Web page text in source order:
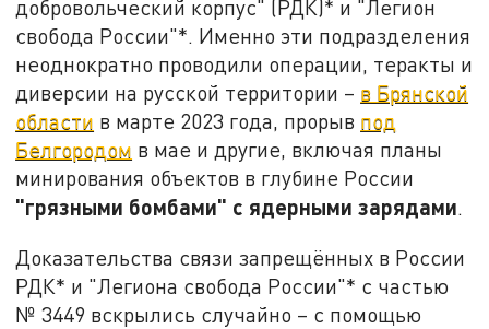
добровольческий корпус" (РДК)* и "Легион
свобода России"*. Именно эти подразделения
неоднократно проводили операции, теракты и
диверсии на русской территории – в Брянской
области в марте 2023 года, прорыв под
Белгородом в мае и другие, включая планы
минирования объектов в глубине России
"грязными бомбами" с ядерными зарядами.
Доказательства связи запрещённых в России
РДК* и "Легиона свобода России"* с частью
№ 3449 вскрылись случайно – с помощью